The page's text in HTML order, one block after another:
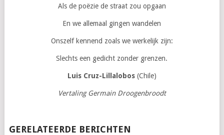
Als de poëzie de straat zou opgaan
En we allemaal gingen wandelen
Onszelf kennend zoals we werkelijk zijn:
Slechts een gedicht zonder grenzen.
Luis Cruz-Lillalobos(Chile)
Vertaling Germain Droogenbroodt
GERELATEERDE BERICHTEN